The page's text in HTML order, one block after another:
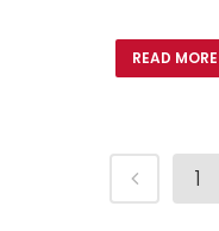
READ MORE
1